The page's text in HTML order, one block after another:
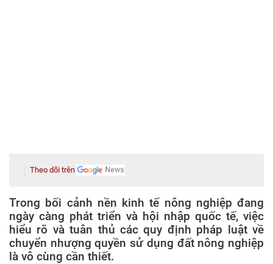
Theo dõi trên
Trong bối cảnh nền kinh tế nông nghiệp đang
ngày càng phát triển và hội nhập quốc tế, việc
hiểu rõ và tuân thủ các quy định pháp luật về
chuyển nhượng quyền sử dụng đất nông nghiệp
là vô cùng cần thiết.